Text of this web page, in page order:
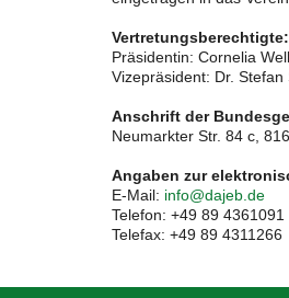
Vertretungsberechtigte:
Präsidentin: Cornelia
Vizepräsident: Dr. Stefan
Anschrift der
Neumarkter Str. 84 c,
Angaben zur
E-Mail: info@dajeb.de
Telefon: +49 89 4361091
Telefax: +49 89 4311266